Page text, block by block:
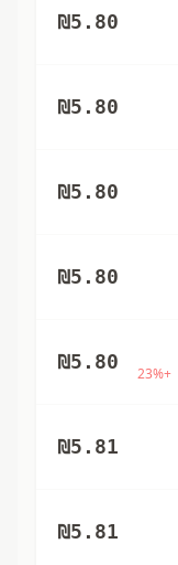
₪5.80
₪5.80
₪5.80
₪5.80
+
23%
₪5.80
₪5.81
₪5.81